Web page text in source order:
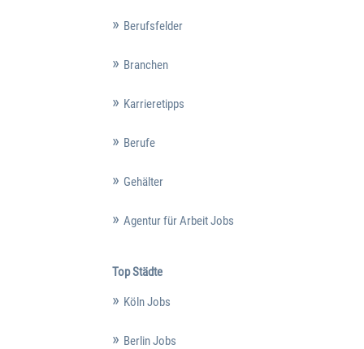
Berufsfelder
Branchen
Karrieretipps
Berufe
Gehälter
Agentur für Arbeit Jobs
Top Städte
Köln Jobs
Berlin Jobs